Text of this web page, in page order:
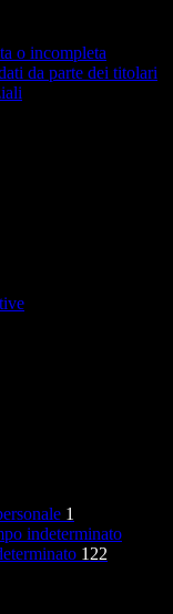
o incompleta
da parte dei titolari
1
indeterminato
122